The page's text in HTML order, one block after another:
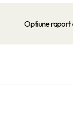
Optiune raport